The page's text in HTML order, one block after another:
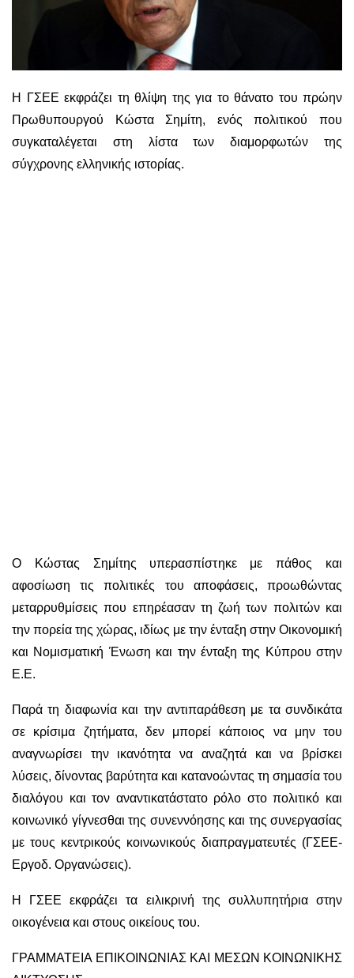
Η ΓΣΕΕ εκφράζει τη θλίψη της για το θάνατο του πρώην
Πρωθυπουργού Κώστα Σημίτη, ενός πολιτικού που
συγκαταλέγεται στη λίστα των διαμορφωτών της
σύγχρονης ελληνικής ιστορίας.
Ο Κώστας Σημίτης υπερασπίστηκε με πάθος και
αφοσίωση τις πολιτικές του αποφάσεις, προωθώντας
μεταρρυθμίσεις που επηρέασαν τη ζωή των πολιτών και
την πορεία της χώρας, ιδίως με την ένταξη στην Οικονομική
και Νομισματική Ένωση και την ένταξη της Κύπρου στην
Ε.Ε.
Παρά τη διαφωνία και την αντιπαράθεση με τα συνδικάτα
σε κρίσιμα ζητήματα, δεν μπορεί κάποιος να μην του
αναγνωρίσει την ικανότητα να αναζητά και να βρίσκει
λύσεις, δίνοντας βαρύτητα και κατανοώντας τη σημασία του
διαλόγου και τον αναντικατάστατο ρόλο στο πολιτικό και
κοινωνικό γίγνεσθαι της συνεννόησης και της συνεργασίας
με τους κεντρικούς κοινωνικούς διαπραγματευτές (ΓΣΕΕ-
Εργοδ. Οργανώσεις).
Η ΓΣΕΕ εκφράζει τα ειλικρινή της συλλυπητήρια στην
οικογένεια και στους οικείους του.
ΓΡΑΜΜΑΤΕΙΑ ΕΠΙΚΟΙΝΩΝΙΑΣ ΚΑΙ ΜΕΣΩΝ ΚΟΙΝΩΝΙΚΗΣ